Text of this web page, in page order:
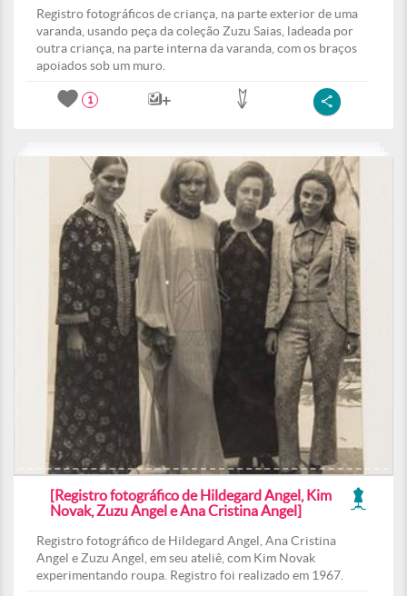
Registro fotográficos de criança, na parte exterior de uma
varanda, usando peça da coleção Zuzu Saias, ladeada por
outra criança, na parte interna da varanda, com os braços
apoiados sob um muro.
1
[Registro fotográfico de Hildegard Angel, Kim
Novak, Zuzu Angel e Ana Cristina Angel]
Registro fotográfico de Hildegard Angel, Ana Cristina
Angel e Zuzu Angel, em seu ateliê, com Kim Novak
experimentando roupa. Registro foi realizado em 1967.